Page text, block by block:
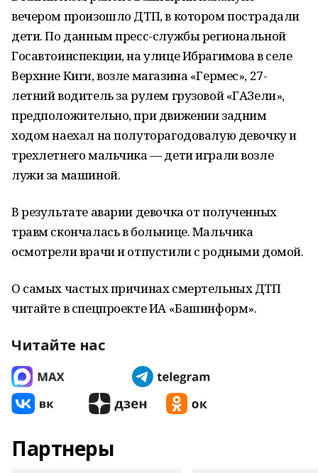
вечером произошло ДТП, в котором пострадали
дети. По данным пресс-службы региональной
Госавтоинспекции, на улице Ибрагимова в селе
Верхние Киги, возле магазина «Гермес», 27-
летний водитель за рулем грузовой «ГАЗели»,
предположительно, при движении задним
ходом наехал на полуторагодовалую девочку и
трехлетнего мальчика — дети играли возле
лужи за машиной.
В результате аварии девочка от полученных
травм скончалась в больнице. Мальчика
осмотрели врачи и отпустили с родными домой.
О самых частых причинах смертельных ДТП
читайте в спецпроекте ИА «Башинформ».
Читайте нас
Партнеры